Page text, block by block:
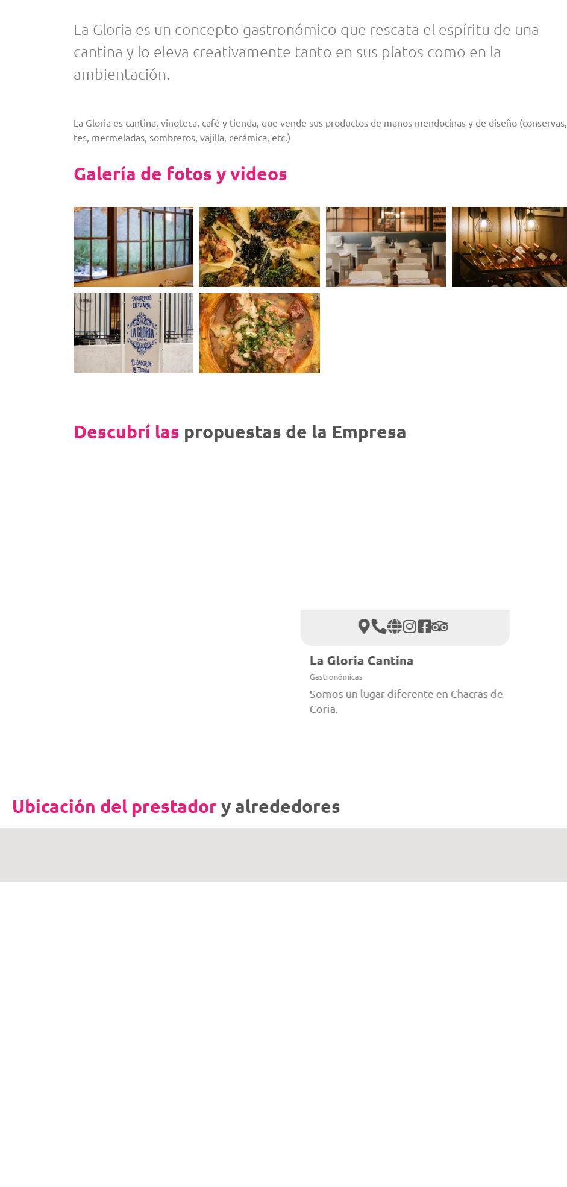
La Gloria es un concepto gastronómico que rescata el espíritu de una
cantina y lo eleva creativamente tanto en sus platos como en la
ambientación.
La Gloria es cantina, vinoteca, café y tienda, que vende sus productos de manos mendocinas y de diseño (conservas,
tes, mermeladas, sombreros, vajilla, cerámica, etc.)
Galería de fotos y videos
Descubrí las propuestas de la Empresa
La Gloria Cantina
Gastronómicas
Somos un lugar diferente en Chacras de
Coria.
Ubicación del prestadory alrededores